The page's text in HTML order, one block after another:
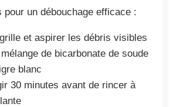
pour un débouchage efficace :
et aspirer les débris visibles
de bicarbonate de soude
blanc
30 minutes avant de rincer à